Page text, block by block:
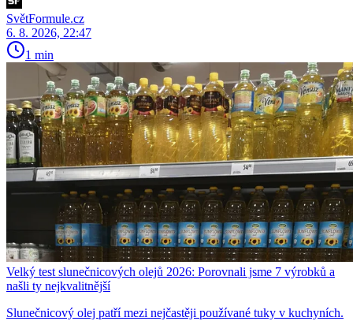
SvětFormule.cz
6. 8. 2026, 22:47
1 min
Velký test slunečnicových olejů 2026: Porovnali jsme 7 výrobků a
našli ty nejkvalitnější
Slunečnicový olej patří mezi nejčastěji používané tuky v kuchyních.